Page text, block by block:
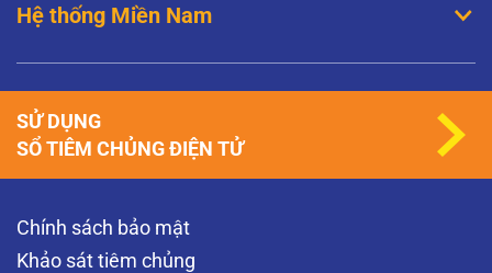
Hệ thống Miền Nam
Chính sách bảo mật
Khảo sát tiêm chủng
SỬ DỤNG
SỔ TIÊM CHỦNG ĐIỆN TỬ